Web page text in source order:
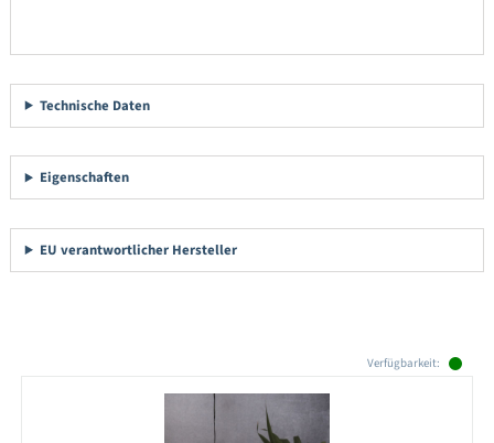
Technische Daten
Eigenschaften
EU verantwortlicher Hersteller
Verfügbarkeit: